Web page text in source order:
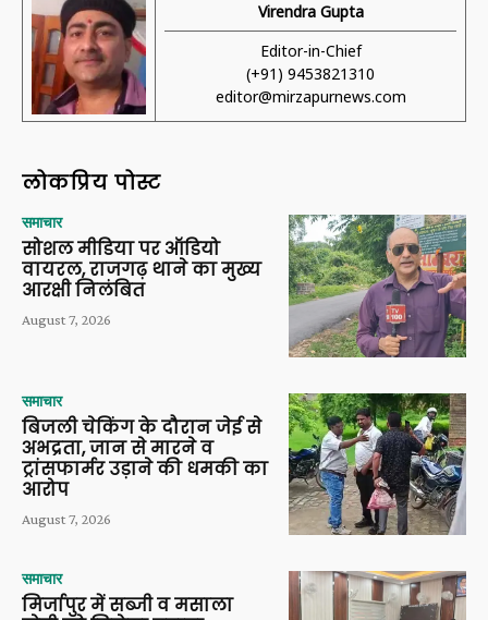
Virendra Gupta
Editor-in-Chief
(+91) 9453821310
editor@mirzapurnews.com
लोकप्रिय पोस्ट
समाचार
सोशल मीडिया पर ऑडियो
वायरल, राजगढ़ थाने का मुख्य
आरक्षी निलंबित
August 7, 2026
समाचार
बिजली चेकिंग के दौरान जेई से
अभद्रता, जान से मारने व
ट्रांसफार्मर उड़ाने की धमकी का
आरोप
August 7, 2026
समाचार
मिर्जापुर में सब्जी व मसाला